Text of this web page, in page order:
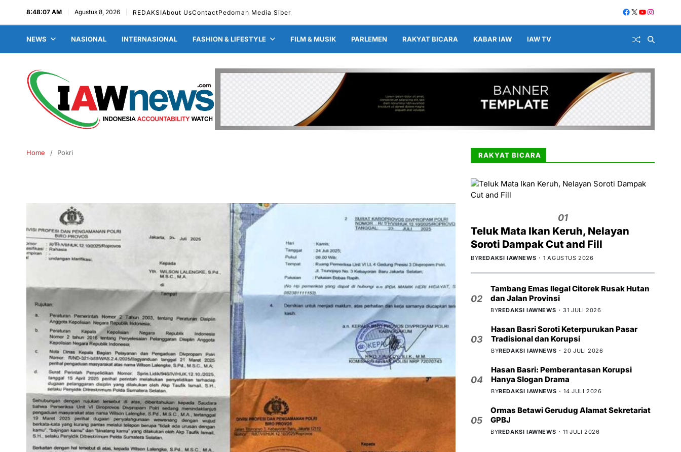
8:48:08 AM Agustus 8, 2026 REDAKSIAbout UsContactPedoman Media Siber
NEWS NASIONAL INTERNASIONAL FASHION & LIFESTYLE FILM & MUSIK PARLEMEN RAKYAT BICARA KABAR IAW IAW TV
Home Pokri RAKYAT BICARA
01
Teluk Mata Ikan Keruh, Nelayan
Soroti Dampak Cut and Fill
BYREDAKSI IAWNEWS 1 AGUSTUS 2026
02
Tambang Emas Ilegal Citorek Rusak Hutan
dan Jalan Provinsi
BYREDAKSI IAWNEWS 31 JULI 2026
03
Hasan Basri Soroti Keterpurukan Pasar
Tradisional dan Korupsi
BYREDAKSI IAWNEWS 20 JULI 2026
04
Hasan Basri: Pemberantasan Korupsi
Hanya Slogan Drama
BYREDAKSI IAWNEWS 14 JULI 2026
05
Ormas Betawi Gerudug Alamat Sekretariat
GPBJ
BYREDAKSI IAWNEWS 11 JULI 2026